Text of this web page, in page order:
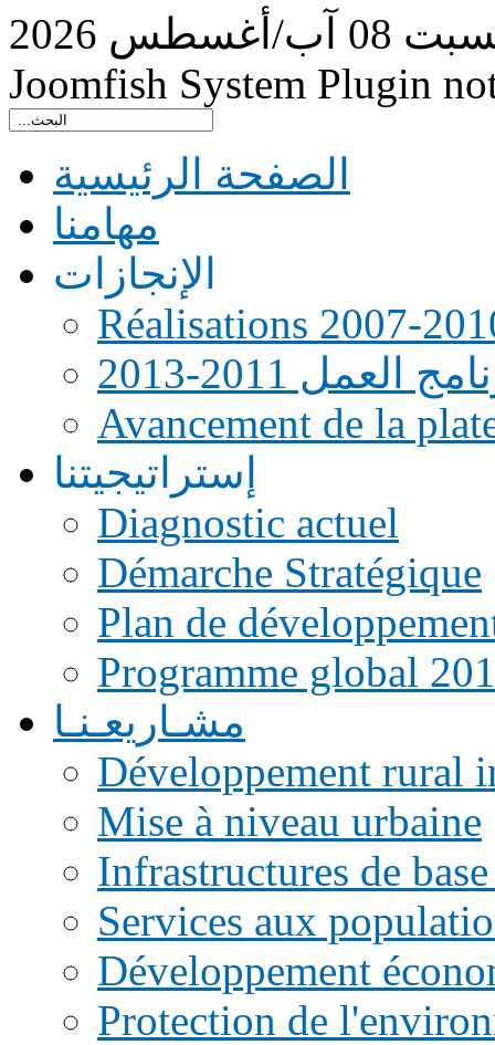
08 آب/أغسطس 2026
Joomfish System Plugin
الصفحة الرئيسية
مهامنا
الإنجازات
Réalisations 2007-
العمل 2011-2013
Avancement de la
إستراتيجيتنا
Diagnostic actuel
Démarche Stratégique
Plan de
Programme global
مشـاريعـنـا
Développement rural
Mise à niveau urbaine
Infrastructures de
Services aux
Développement
Protection de